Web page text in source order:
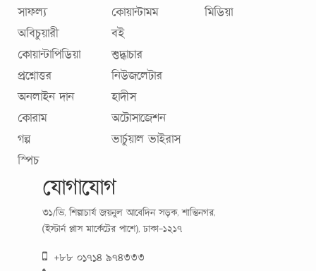
সাফল্য
কোয়ান্টামম
মিডিয়া
অবিচুয়ারী
কোয়ান্টাপিডিয়া
প্রশ্নোত্তর
অনলাইন দান
কোরাম
গল্প
স্পিচ
বই
শুদ্ধাচার
নিউজলেটার
হাদীস
অটোসাজেশন
ভার্চুয়াল ভাইরাস
যোগাযোগ
৩১/ভি, শিল্পাচার্য জয়নুল আবেদিন সড়ক, শান্তিনগর,
(ইস্টার্ন প্লাস মার্কেটের পাশে), ঢাকা-১২১৭
+৮৮ ০১৭১৪ ৯৭৪৩৩৩